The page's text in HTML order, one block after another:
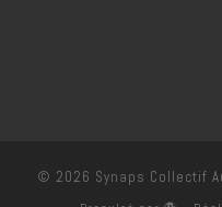
© 2026 Synaps Collectif